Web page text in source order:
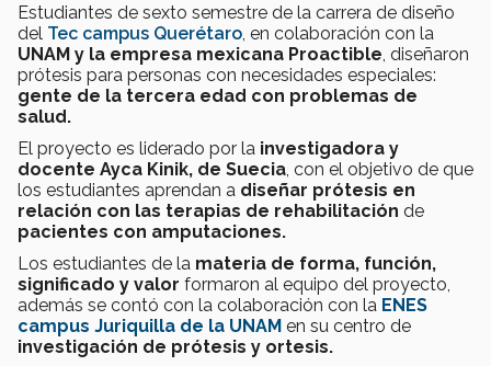
Estudiantes de sexto semestre de la carrera de diseño
del Tec campus Querétaro , en colaboración con la
UNAM y la empresa mexicana Proactible , diseñaron
prótesis para personas con necesidades especiales:
gente de la tercera edad con problemas de
salud.
El proyecto es liderado por la investigadora y
docente Ayca Kinik, de Suecia , con el objetivo de que
los estudiantes aprendan a diseñar prótesis en
relación con las terapias de rehabilitación de
pacientes con amputaciones.
Los estudiantes de la materia de forma, función,
significado y valor formaron al equipo del proyecto,
además se contó con la colaboración con la ENES
campus Juriquilla de la UNAM en su centro de
investigación de prótesis y ortesis.